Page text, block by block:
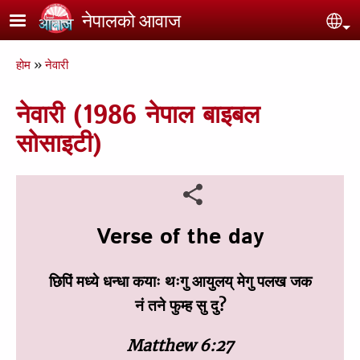
Skip to main content
नेपालको आवाज
Breadcrumb
होम नेवारी
नेवारी (1986 नेपाल बाइबल
सोसाइटी)
Verse of the day
छिपिं मध्‍ये धन्‍धा कयाः थःगु आयुलय्‌ मेगु पलख जक
नं तने फुम्‍ह सु दु?
Matthew 6:27